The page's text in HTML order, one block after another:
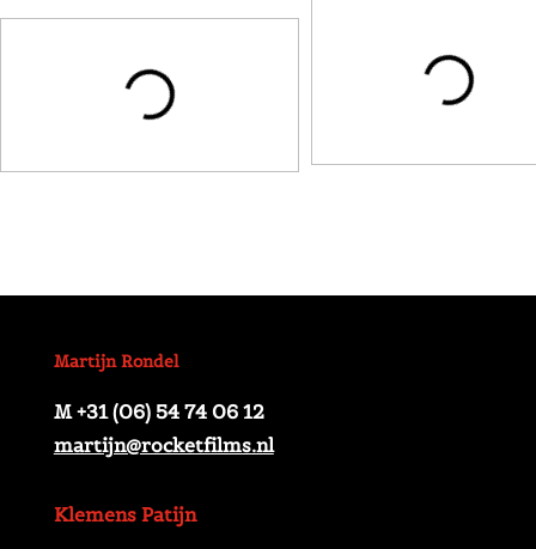
Martijn Rondel
M +31 (06) 54 74 06 12
martijn@rocketfilms.nl
Klemens Patijn